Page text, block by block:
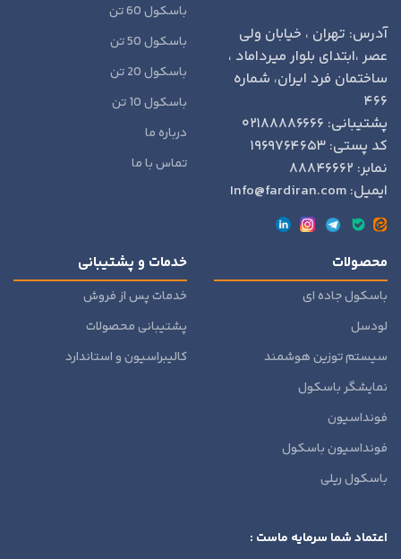
آدرس: تهران ، خیابان ولی
عصر ،ابتدای بلوار میرداماد ،
ساختمان فرد ایران، شماره
۴۶۶
پشتیبانی: ۰۲۱۸۸۸۸۶۶۶۶
کد پستی: ۱۹۶۹۷۶۴۶۵۳
نمابر: ۸۸۸۴۶۶۶۲
ایمیل: Info@fardiran.com
باسکول 60 تن
باسکول 50 تن
باسکول 20 تن
باسکول 10 تن
درباره ما
تماس با ما
محصولات
باسکول جاده ای
لودسل
سیستم توزین هوشمند
نمایشگر باسکول
فونداسیون
فونداسیون باسکول
باسکول ریلی
خدمات و پشتیبانی
خدمات پس از فروش
پشتیبانی محصولات
کالیبراسیون و استاندارد
اعتماد شما سرمایه ماست :